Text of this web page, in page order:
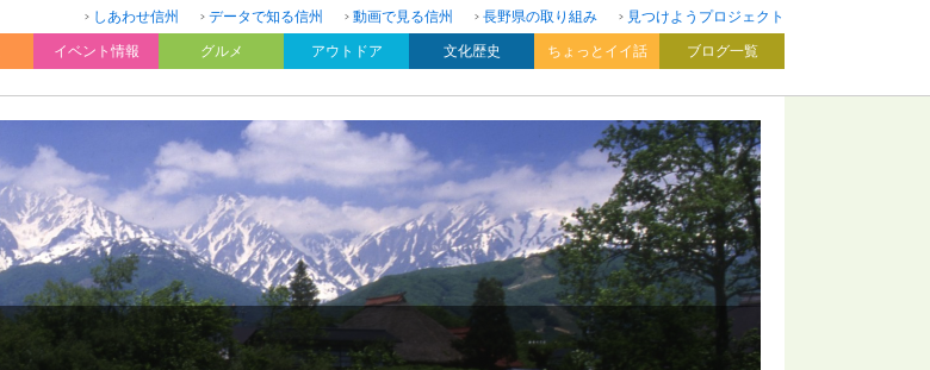
しあわせ信州 データで知る信州 動画で見る信州 長野県の取り組み
見つけようプロジェクト
イベント情報 グルメ アウトドア 文化歴史 ちょっとイイ話 ブログ一覧